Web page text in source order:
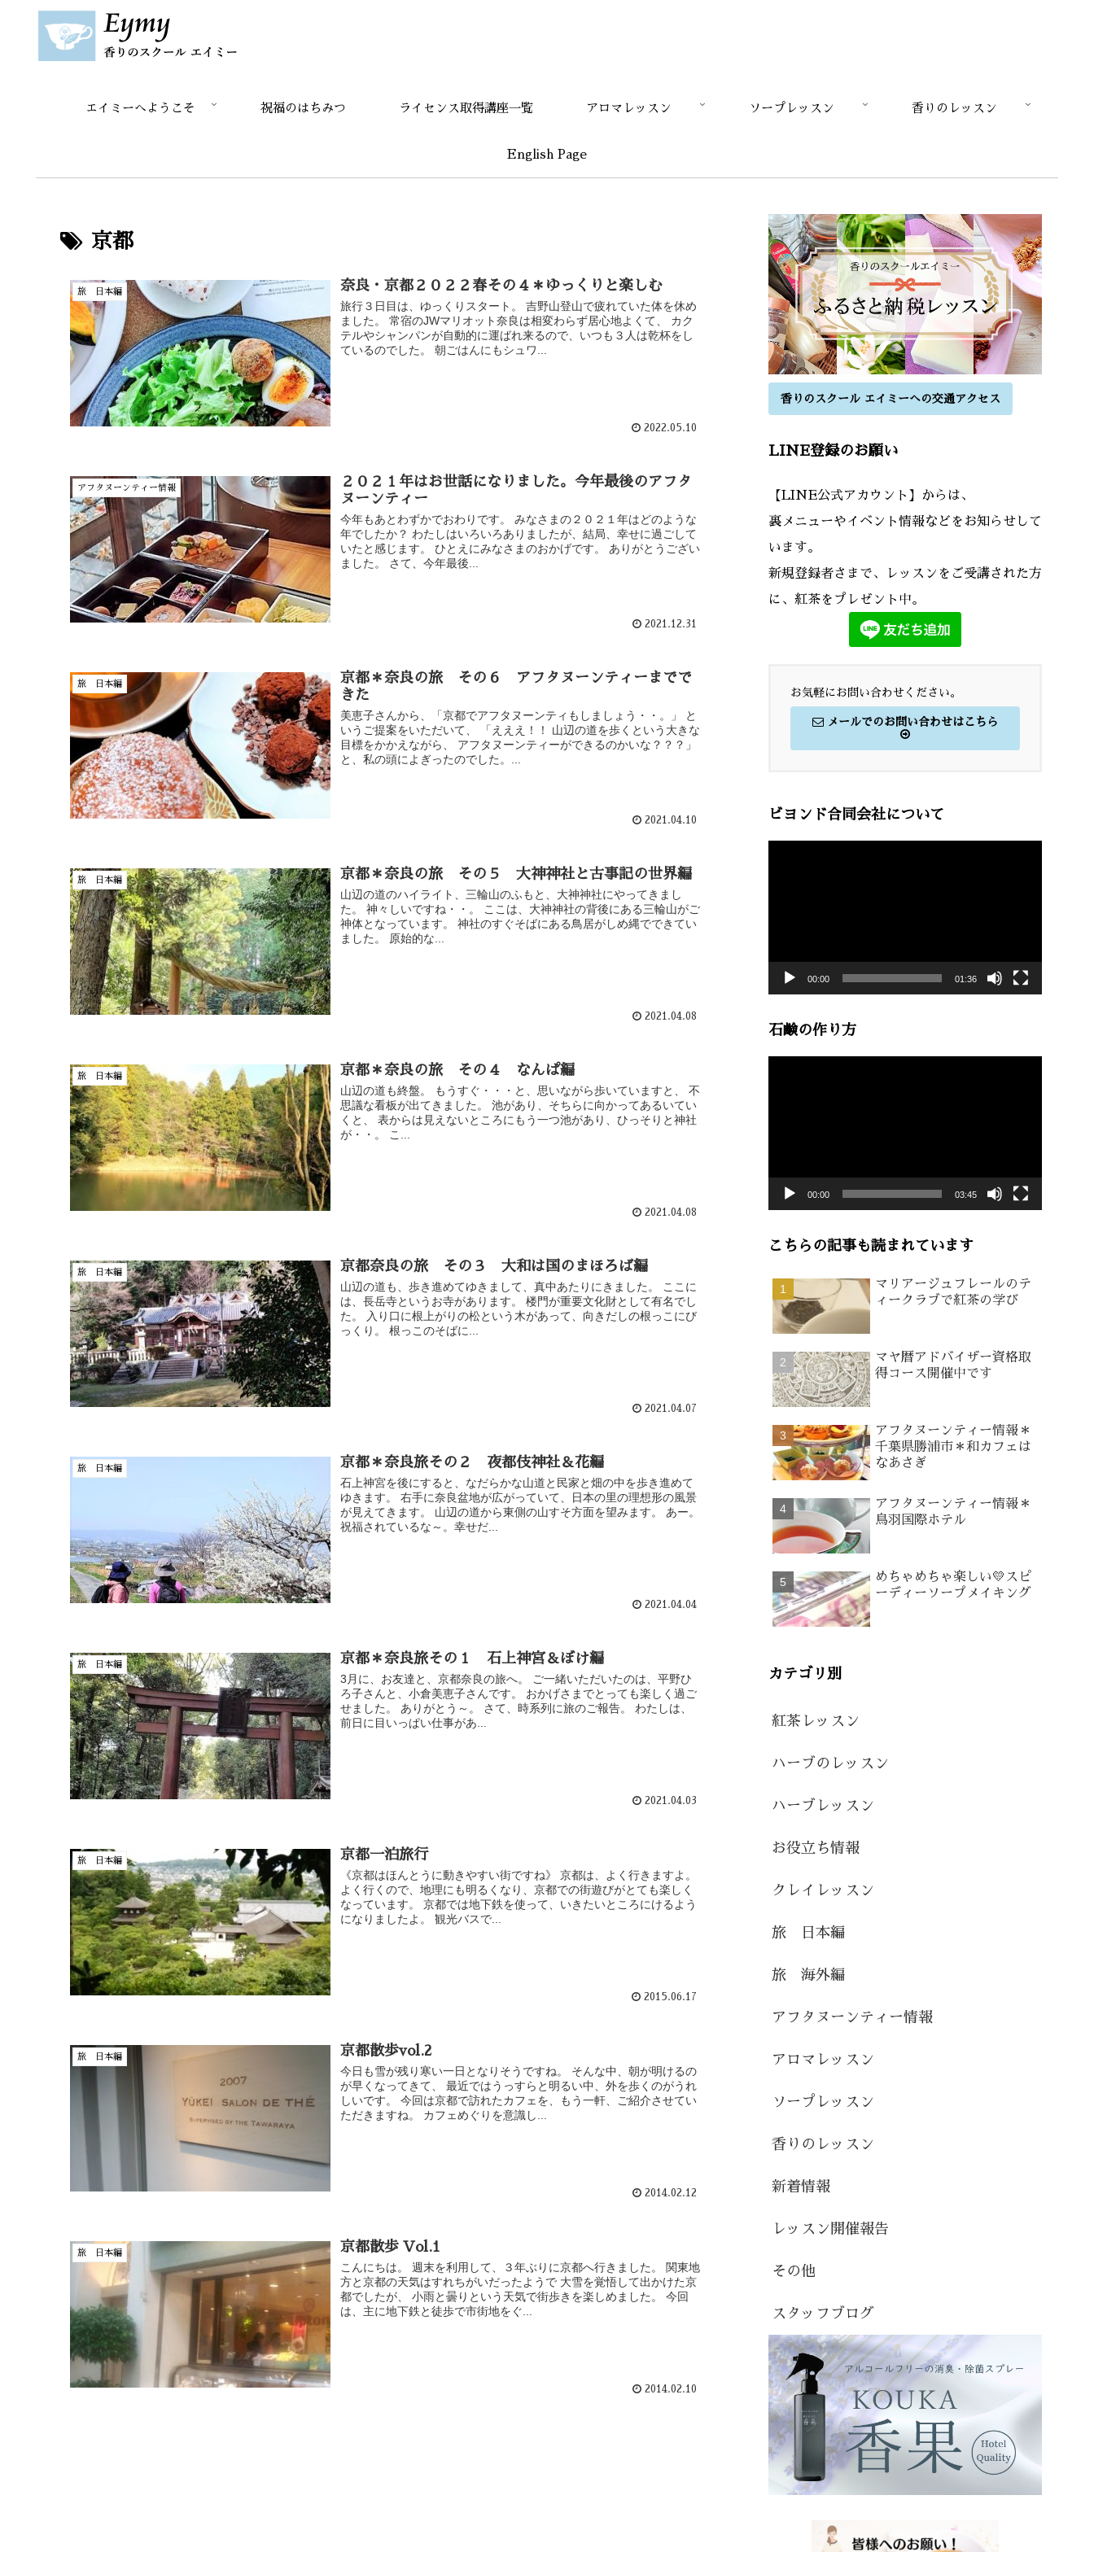
エイミーへようこそ 祝福のはちみつ ライセンス取得講座一覧 アロマレッスン ソープレッスン 香りのレッスン
English Page
京都
旅 日本編 奈良・京都２０２２春その４＊ゆっくりと楽しむ
旅行３日目は、ゆっくりスタート。 吉野山登山で疲れていた体を休め
ました。 常宿のJWマリオット奈良は相変わらず居心地よくて、 カク
テルやシャンパンが自動的に運ばれ来るので、いつも３人は乾杯をし
ているのでした。 朝ごはんにもシュワ...
2022.05.10
アフタヌーンティー情報
２０２１年はお世話になりました。今年最後のアフタ
ヌーンティー
今年もあとわずかでおわりです。 みなさまの２０２１年はどのような
年でしたか？ わたしはいろいろありましたが、結局、幸せに過ごして
いたと感じます。 ひとえにみなさまのおかげです。 ありがとうござい
ました。 さて、今年最後...
2021.12.31
旅 日本編
京都＊奈良の旅 その６ アフタヌーンティーまでで
きた
美恵子さんから、「京都でアフタヌーンティもしましょう・・。」 と
いうご提案をいただいて、 「えええ！！ 山辺の道を歩くという大きな
目標をかかえながら、 アフタヌーンティーができるのかいな？？？」
と、私の頭によぎったのでした。...
2021.04.10
旅 日本編 京都＊奈良の旅 その５ 大神神社と古事記の世界編
山辺の道のハイライト、三輪山のふもと、大神神社にやってきまし
た。 神々しいですね・・。 ここは、大神神社の背後にある三輪山がご
神体となっています。 神社のすぐそばにある鳥居がしめ縄でできてい
ました。 原始的な...
2021.04.08
旅 日本編 京都＊奈良の旅 その４ なんぱ編
山辺の道も終盤。 もうすぐ・・・と、思いながら歩いていますと、 不
思議な看板が出てきました。 池があり、そちらに向かってあるいてい
くと、 表からは見えないところにもう一つ池があり、ひっそりと神社
が・・。 こ...
2021.04.08
旅 日本編 京都奈良の旅 その３ 大和は国のまほろば編
山辺の道も、歩き進めてゆきまして、真中あたりにきました。 ここに
は、長岳寺というお寺があります。 楼門が重要文化財として有名でし
た。 入り口に根上がりの松という木があって、向きだしの根っこにび
っくり。 根っこのそばに...
2021.04.07
旅 日本編 京都＊奈良旅その２ 夜都伎神社＆花編
石上神宮を後にすると、なだらかな山道と民家と畑の中を歩き進めて
ゆきます。 右手に奈良盆地が広がっていて、日本の里の理想形の風景
が見えてきます。 山辺の道から東側の山すそ方面を望みます。 あー。
祝福されているな～。幸せだ...
2021.04.04
旅 日本編 京都＊奈良旅その１ 石上神宮＆ぼけ編
3月に、お友達と、京都奈良の旅へ。 ご一緒いただいたのは、平野ひ
ろ子さんと、小倉美恵子さんです。 おかげさまでとっても楽しく過ご
せました。 ありがとう～。 さて、時系列に旅のご報告。 わたしは、
前日に目いっぱい仕事があ...
2021.04.03
旅 日本編 京都一泊旅行
《京都はほんとうに動きやすい街ですね》 京都は、よく行きますよ。
よく行くので、地理にも明るくなり、京都での街遊びがとても楽しく
なっています。 京都では地下鉄を使って、いきたいところにけるよう
になりましたよ。 観光バスで...
2015.06.17
旅 日本編 京都散歩vol.2
今日も雪が残り寒い一日となりそうですね。 そんな中、朝が明けるの
が早くなってきて、 最近ではうっすらと明るい中、外を歩くのがうれ
しいです。 今回は京都で訪れたカフェを、もう一軒、ご紹介させてい
ただきますね。 カフェめぐりを意識し...
2014.02.12
旅 日本編 京都散歩 Vol.1
こんにちは。 週末を利用して、３年ぶりに京都へ行きました。 関東地
方と京都の天気はすれちがいだったようで 大雪を覚悟して出かけた京
都でしたが、 小雨と曇りという天気で街歩きを楽しめました。 今回
は、主に地下鉄と徒歩で市街地をぐ...
2014.02.10
香りのスクール エイミーへの交通アクセス
LINE登録のお願い
【LINE公式アカウント】からは、
裏メニューやイベント情報などをお知らせして
います。
新規登録者さまで、レッスンをご受講された方
に、紅茶をプレゼント中。
お気軽にお問い合わせください。
メールでのお問い合わせはこちら
ビヨンド合同会社について
00:00 01:36
石鹸の作り方
00:00 03:45
こちらの記事も読まれています
マリアージュフレールのテ
ィークラブで紅茶の学び
マヤ暦アドバイザー資格取
得コース開催中です
アフタヌーンティー情報＊
千葉県勝浦市＊和カフェは
なあさぎ
アフタヌーンティー情報＊
鳥羽国際ホテル
めちゃめちゃ楽しい💛スピ
ーディーソープメイキング
カテゴリ別
紅茶レッスン
ハーブのレッスン
ハーブレッスン
お役立ち情報
クレイレッスン
旅 日本編
旅 海外編
アフタヌーンティー情報
アロマレッスン
ソープレッスン
香りのレッスン
新着情報
レッスン開催報告
その他
スタッフブログ